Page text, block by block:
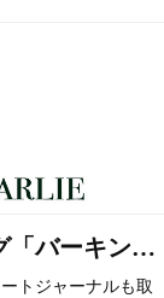
「バーキン…
トジャーナルも取